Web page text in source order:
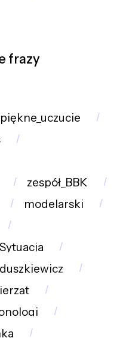
frazy
piękne_uczucie
zespół_BBK
modelarski